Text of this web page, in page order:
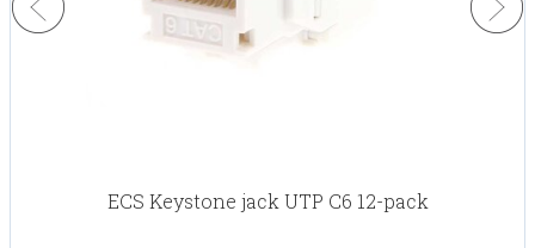
ECS Keystone jack UTP C6 12-pack